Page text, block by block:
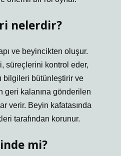
nelerdir?
ve beyincikten oluşur.
süreçlerini kontrol eder,
bilgileri bütünleştirir ve
geri kalanına gönderilen
verir. Beyin kafatasında
tarafından korunur.
mi?